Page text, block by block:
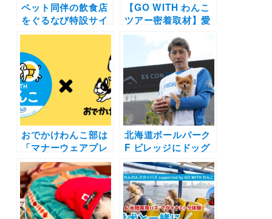
ペット同伴の飲食店
をぐるなび特設サイ
トで無料紹介も！
わんこ プロジェク
ト」発表 | マナーウ
ェアを活用した飲食
店のペット受け入れ
環境づくりをサポー
ト
【GO WITH わんこ
ツアー密着取材】愛
犬とチャーター便で
行く九州の旅！夢の
ような3日間の様子
をたっぷり紹介
おでかけわんこ部は
「マナーウェアプレ
ゼンツGO WITH わ
んこ プロジェクト」
に賛同します！記事
の寄稿やコンテンツ
提供などコラボも
北海道ボールパーク
F ビレッジにドッグ
ラン「ユニ・チャー
ム DOG PARK」が
オープン！セレモニ
ーには加藤投手と愛
犬ポンちゃんも登場